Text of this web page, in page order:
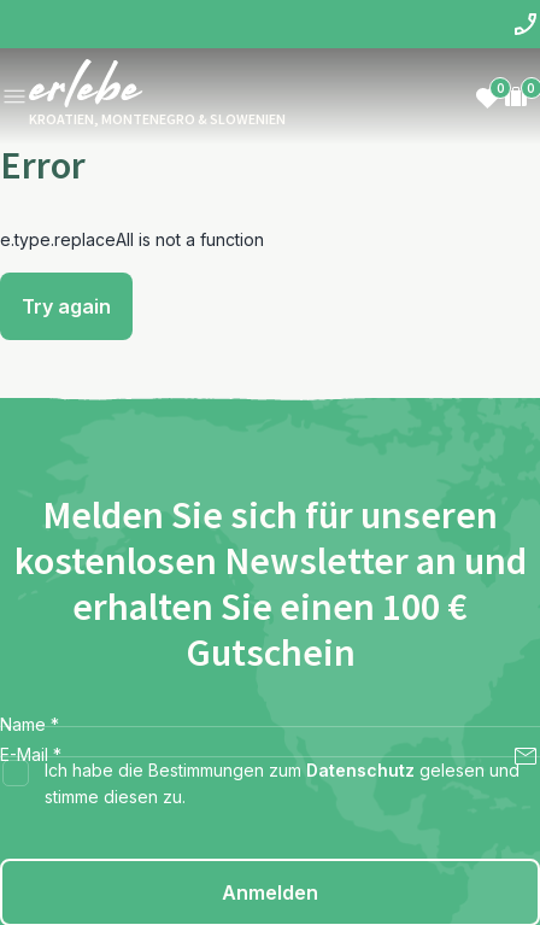
KROATIEN, MONTENEGRO & SLOWENIEN
0 0
Error
e.type.replaceAll is not a function
Try again
Melden Sie sich für unseren
kostenlosen Newsletter an und
erhalten Sie einen 100 €
Gutschein
Name *
E-Mail *
Ich habe die Bestimmungen zum Datenschutz gelesen und
stimme diesen zu.
Anmelden